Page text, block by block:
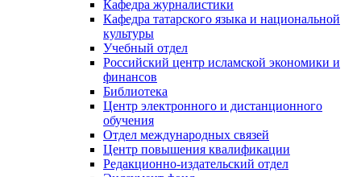
Кафедра журналистики
Кафедра татарского языка и национальной
культуры
Учебный отдел
Российский центр исламской экономики и
финансов
Библиотека
Центр электронного и дистанционного
обучения
Отдел международных связей
Центр повышения квалификации
Редакционно-издательский отдел